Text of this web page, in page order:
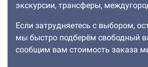
экскурсии, трансферы,
Если затрудняетесь с выбором,
мы быстро подберём свободный
сообщим вам стоимость заказа